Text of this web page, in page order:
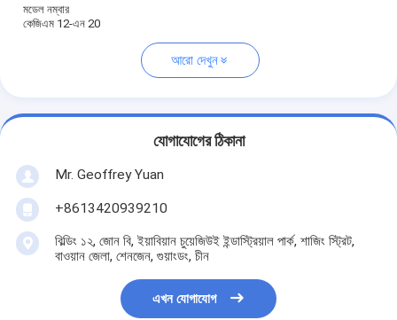
মডেল নম্বার
কেজিএম 12-এন 20
আরো দেখুন
যোগাযোগের ঠিকানা
Mr. Geoffrey Yuan
+8613420939210
বিল্ডিং ১২, জোন বি, ইয়াবিয়ান চুয়েজিউই ইন্ডাস্ট্রিয়াল পার্ক, শাজিং স্ট্রিট,
বাওয়ান জেলা, শেনজেন, গুয়াংডং, চীন
এখন যোগাযোগ